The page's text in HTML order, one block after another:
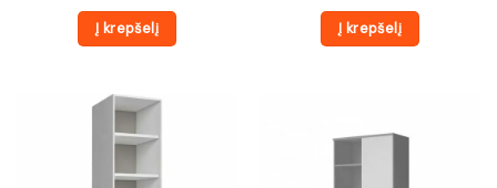
Į krepšelį Į krepšelį